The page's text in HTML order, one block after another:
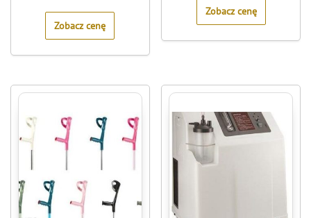
5
Zobacz cenę
Zobacz cenę